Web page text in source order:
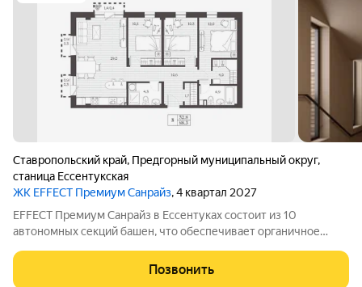
Ставропольский край, Предгорный муниципальный округ,
станица Ессентукская
ЖК EFFECT Премиум Санрайз, 4 квартал 2027
EFFECT Премиум Санрайз в Ессентуках состоит из 10
автономных секций башен, что обеспечивает органичное
оттенках подчеркивает архитектурную аутентичность и
статус проекта. Цветовые акценты остекления
Позвонить